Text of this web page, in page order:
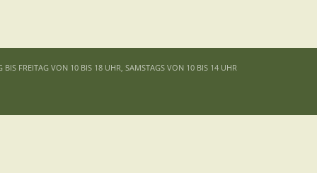
FREITAG VON 10 BIS 18 UHR, SAMSTAGS VON 10 BIS 14 UHR